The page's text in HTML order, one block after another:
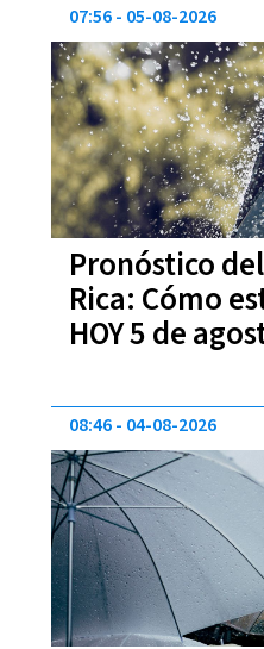
Pronóstico
Rica: Cómo
HOY 5 de
07:56 05-08-2026
08:46 04-08-2026